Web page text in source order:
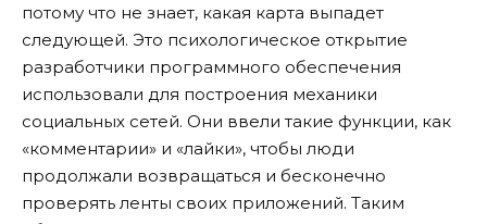
потому что не знает, какая карта выпадет
следующей. Это психологическое открытие
разработчики программного обеспечения
использовали для построения механики
социальных сетей. Они ввели такие функции, как
«комментарии» и «лайки», чтобы люди
продолжали возвращаться и бесконечно
проверять ленты своих приложений. Таким